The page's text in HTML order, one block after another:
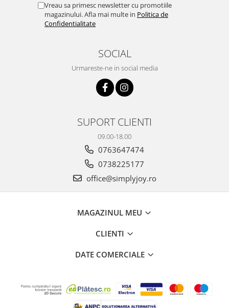
Vreau sa primesc newsletter cu promotiile
magazinului. Afla mai multe in Politica de
Confidentialitate
SOCIAL
Urmareste-ne in social media
SUPORT CLIENTI
09.00-18.00
0763647474
0738225177
office@simplyjoy.ro
MAGAZINUL MEU
CLIENTI
DATE COMERCIALE